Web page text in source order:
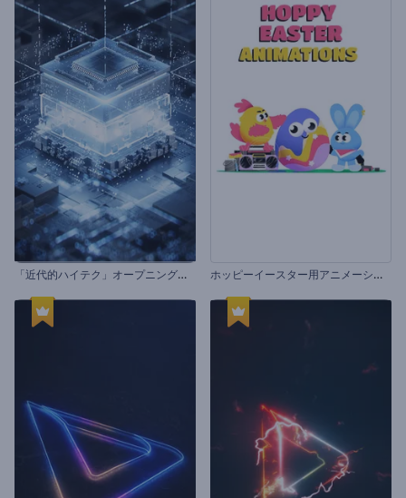
「
近代的ハイテク」オープニング動画 ホ
ッピーイースター用アニメーション